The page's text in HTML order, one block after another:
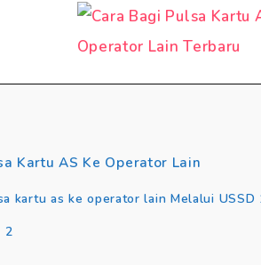
Kartu AS Ke Operator Lain
kartu as ke operator lain Melalui USSD
2